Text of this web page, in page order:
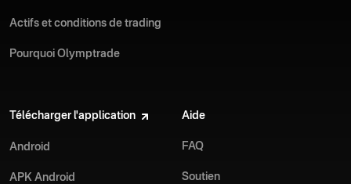
Actifs et conditions de trading
Pourquoi Olymptrade
Télécharger l'application
Android
APK Android
Aide
FAQ
Soutien